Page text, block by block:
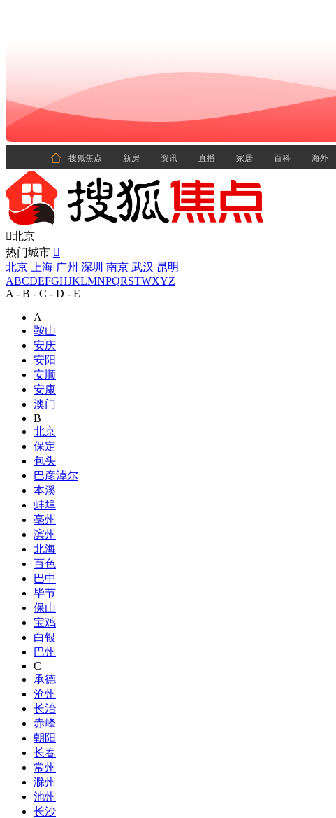
 搜狐焦点 新房 资讯 直播 家居 百科 海外
北京
热门城市 
北京
上海 广州 深圳 南京 武汉 昆明
ABCDEFGHJKLMNPQRSTWXYZ
A - B - C - D - E
A
鞍山
安庆
安阳
安顺
安康
澳门
B
北京
保定
包头
巴彦淖尔
本溪
蚌埠
亳州
滨州
北海
百色
巴中
毕节
保山
宝鸡
白银
巴州
C
承德
沧州
长治
赤峰
朝阳
长春
常州
滁州
池州
长沙